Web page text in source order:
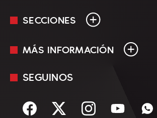
SECCIONES
En Vivo
Sociedad
MÁS INFORMACIÓN
Mediakit
Términos y condiciones
SEGUINOS